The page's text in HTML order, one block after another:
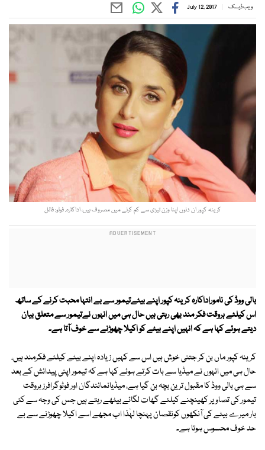
ویب ڈیسک July 12, 2017
کرینہ کپور ان دنوں اپنا وزن تیزی سے کم کرنے میں مصروف ہیں، اداکارہ. فوٹو: فائل
بالی ووڈ کی ناموراداکارہ کرینہ کپور اپنے بیٹےتیمور سے بے انتہا محبت کرنے کے ساتھ
اس کیلئے ہروقت فکر مند بھی رہتی ہیں حال ہی میں انہوں نےتیمور سے متعلق بیان
دیتے ہوئے کہا ہے کہ انہیں اپنے بیٹے کو اکیلا چھوڑنے سے خوف آتا ہے۔
کرینہ کپور ماں بن کر جتنی خوش ہیں اس سے کہیں زیادہ اپنے بیٹے کیلئے فکرمند ہیں،
حال ہی میں انہوں نے میڈیا سے بات کرتے ہوئے کہا ہے کہ تیمور اپنی پیدائش کے بعد
سے ہی بالی ووڈ کا مقبول ترین بچہ بن گیا ہے، میڈیانمائندگان اور فوٹوگرافرز ہروقت
تیمور کی تصاویر کھینچنے کیلئے گھات لگائے بیٹھے رہتے ہیں جس کی وجہ سے کئی
بار میرے بیٹے کی آنکھوں کونقصان پہنچا لہٰذا اب مجھے اسے اکیلا چھوڑنے سے بے
حد خوف محسوس ہوتا ہے۔